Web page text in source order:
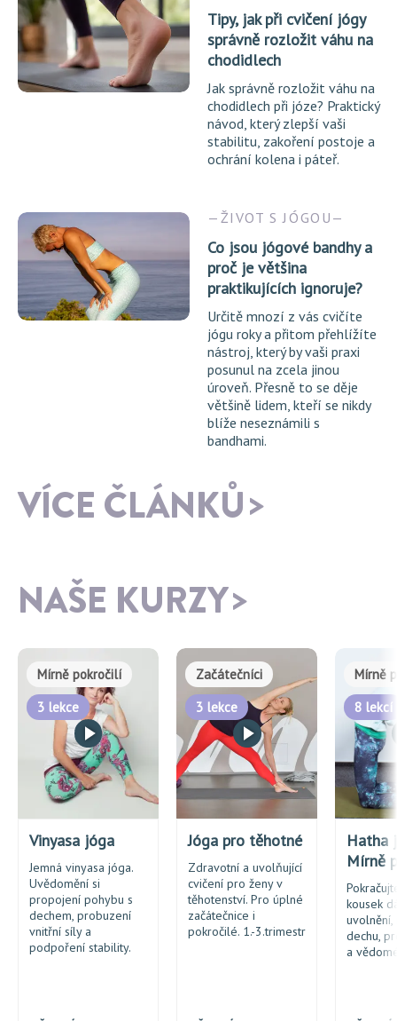
Tipy, jak při cvičení jógy
správně rozložit váhu na
chodidlech
Jak správně rozložit váhu na
chodidlech při józe? Praktický
návod, který zlepší vaši
stabilitu, zakoření postoje a
ochrání kolena i páteř.
ŽIVOT S JÓGOU
Co jsou jógové bandhy a
proč je většina
praktikujících ignoruje?
Určitě mnozí z vás cvičíte
jógu roky a přitom přehlížíte
nástroj, který by vaši praxi
posunul na zcela jinou
úroveň. Přesně to se děje
většině lidem, kteří se nikdy
blíže neseznámili s
bandhami.
VÍCE ČLÁNKŮ
NAŠE KURZY
Mírně pokročilí
3 lekce
Vinyasa jóga
Jemná vinyasa jóga.
Uvědomění si
propojení pohybu s
dechem, probuzení
vnitřní síly a
podpoření stability.
Začátečníci
3 lekce
Jóga pro těhotné
Zdravotní a uvolňující
cvičení pro ženy v
těhotenství. Pro úplné
začátečnice i
pokročilé. 1.-3.trimestr
Mírně
8 lekcí
Hatha
Mírně
kousek
uvolnění,
dechu,
a